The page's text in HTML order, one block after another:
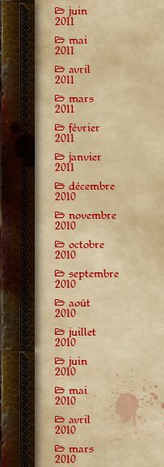
juin
2011
mai
2011
avril
2011
mars
2011
février
2011
janvier
2011
décembre
2010
novembre
2010
octobre
2010
septembre
2010
août
2010
juillet
2010
juin
2010
mai
2010
avril
2010
mars
2010